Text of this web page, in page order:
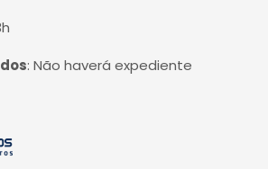
: Não haverá expediente